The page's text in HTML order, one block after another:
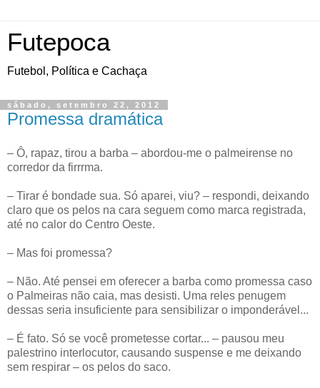
Futepoca
Futebol, Política e Cachaça
sábado, setembro 22, 2012
Promessa dramática
– Ô, rapaz, tirou a barba – abordou-me o palmeirense no
corredor da firrrma.
– Tirar é bondade sua. Só aparei, viu? – respondi, deixando
claro que os pelos na cara seguem como marca registrada,
até no calor do Centro Oeste.
– Mas foi promessa?
– Não. Até pensei em oferecer a barba como promessa caso
o Palmeiras não caia, mas desisti. Uma reles penugem
dessas seria insuficiente para sensibilizar o imponderável...
– É fato. Só se você prometesse cortar... – pausou meu
palestrino interlocutor, causando suspense e me deixando
sem respirar – os pelos do saco.